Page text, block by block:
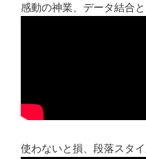
感動の神業、データ結合
使わないと損、段落スタ